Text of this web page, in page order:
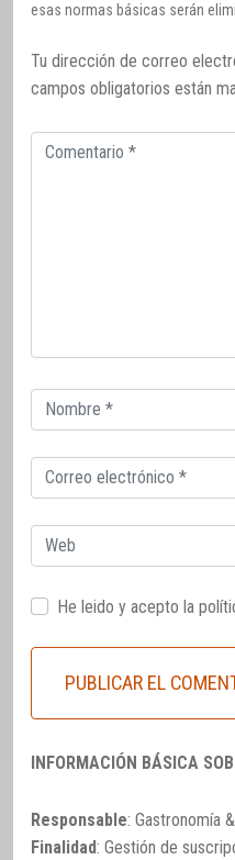
esas normas básicas serán
Tu dirección de correo
campos obligatorios están
Comentario
Correo
electrónico
Correo
electrónico
Web
He leido y acepto la
INFORMACIÓN BÁSICA
Responsable: Gastronomía
Finalidad: Gestión de